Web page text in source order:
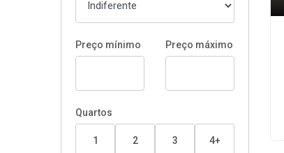
Preço mínimo Preço máximo
Quartos
1 2 3 4+